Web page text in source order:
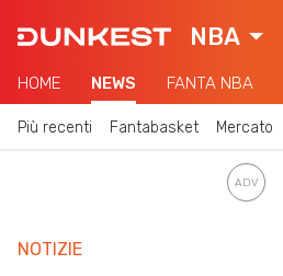
NBA
HOME NEWS FANTA NBA
Più recenti Fantabasket Mercato
NOTIZIE